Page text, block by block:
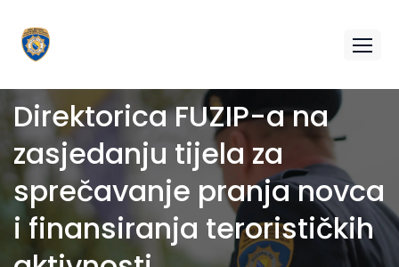
Direktorica FUZIP-a na
zasjedanju tijela za
sprečavanje pranja novca
i finansiranja terorističkih